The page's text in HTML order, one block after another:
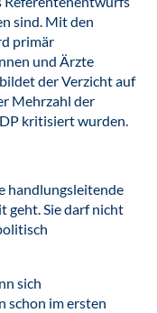
sind. Mit den
primär
und Ärzte
der Verzicht auf
Mehrzahl der
kritisiert wurden.
handlungsleitende
geht. Sie darf nicht
sich
im ersten